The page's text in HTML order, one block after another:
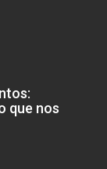
que nos